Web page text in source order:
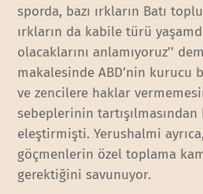
sporda, bazı ırkların Batı
ırkların da kabile türü
olacaklarını anlamıyoruz’’
makalesinde ABD’nin kurucu
ve zencilere haklar
sebeplerinin tartışılmasından
eleştirmişti. Yerushalmi
göçmenlerin özel toplama
gerektiğini savunuyor.